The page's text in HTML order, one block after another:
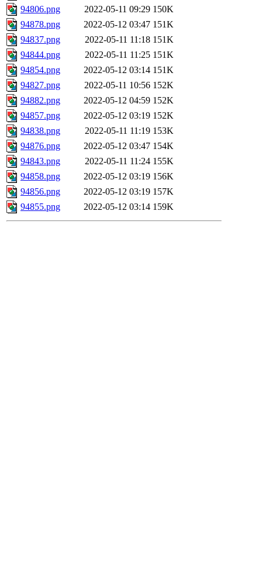
94806.png
2022-05-11 09:29 150K
94878.png
2022-05-12 03:47 151K
94837.png
2022-05-11 11:18 151K
94844.png
2022-05-11 11:25 151K
94854.png
2022-05-12 03:14 151K
94827.png
2022-05-11 10:56 152K
94882.png
2022-05-12 04:59 152K
94857.png
2022-05-12 03:19 152K
94838.png
2022-05-11 11:19 153K
94876.png
2022-05-12 03:47 154K
94843.png
2022-05-11 11:24 155K
94858.png
2022-05-12 03:19 156K
94856.png
2022-05-12 03:19 157K
94855.png
2022-05-12 03:14 159K